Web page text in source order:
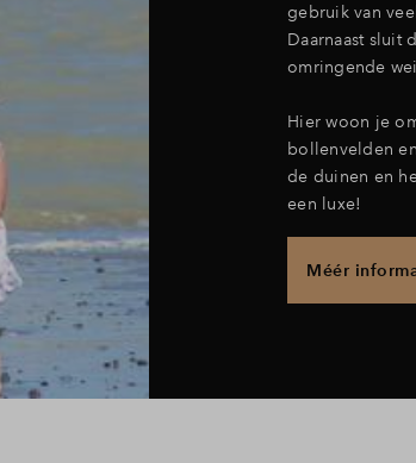
gebruik van
Daarnaast sluit
omringende
Hier woon je
bollenvelden
de duinen en
een luxe!
Méér